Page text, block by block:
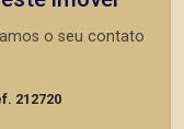
o seu contato
212720